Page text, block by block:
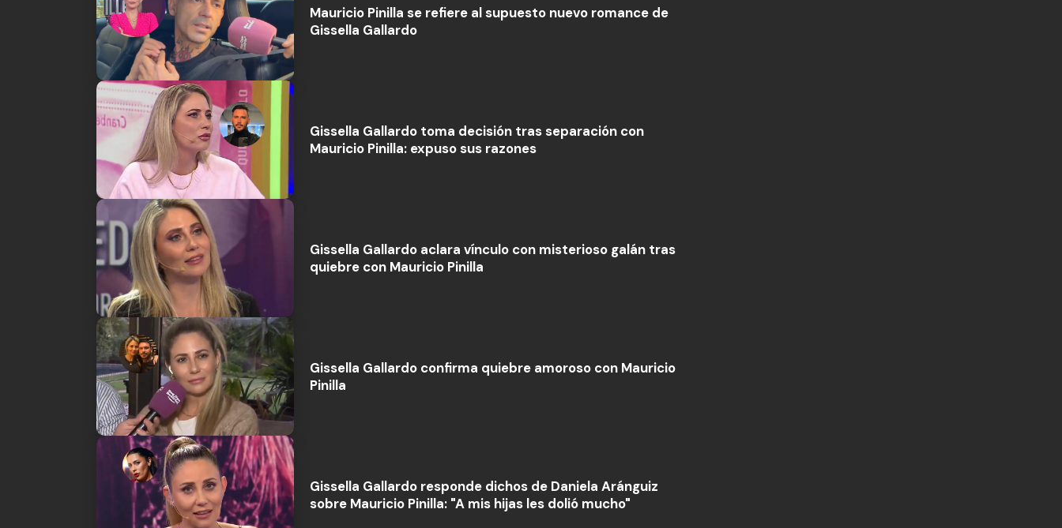
Mauricio Pinilla se refiere al supuesto nuevo romance de
Gissella Gallardo
Gissella Gallardo toma decisión tras separación con
Mauricio Pinilla: expuso sus razones
Gissella Gallardo aclara vínculo con misterioso galán tras
quiebre con Mauricio Pinilla
Gissella Gallardo confirma quiebre amoroso con Mauricio
Pinilla
Gissella Gallardo responde dichos de Daniela Aránguiz
sobre Mauricio Pinilla: "A mis hijas les dolió mucho"